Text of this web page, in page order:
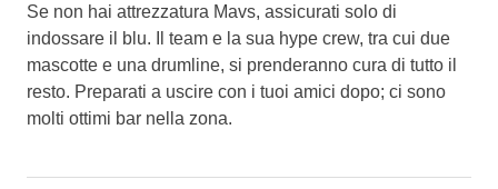
Se non hai attrezzatura Mavs, assicurati solo di
indossare il blu. Il team e la sua hype crew, tra cui due
mascotte e una drumline, si prenderanno cura di tutto il
resto. Preparati a uscire con i tuoi amici dopo; ci sono
molti ottimi bar nella zona.